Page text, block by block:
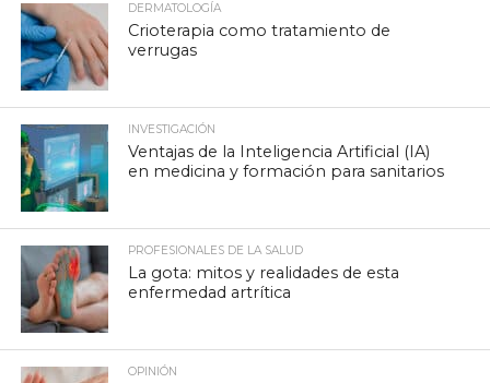
DERMATOLOGÍA
Crioterapia como tratamiento de
verrugas
INVESTIGACIÓN
Ventajas de la Inteligencia Artificial (IA)
en medicina y formación para sanitarios
PROFESIONALES DE LA SALUD
La gota: mitos y realidades de esta
enfermedad artrítica
OPINIÓN